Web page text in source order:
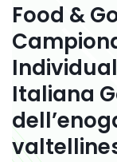
Food &
Italiana